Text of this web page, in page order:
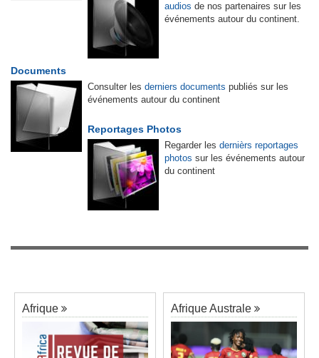
audios de nos partenaires sur les
événements autour du continent.
Documents
Consulter les derniers documents publiés sur les
événements autour du continent
Reportages Photos
Regarder les dernièrs reportages
photos sur les événements autour
du continent
Afrique Afrique Australe